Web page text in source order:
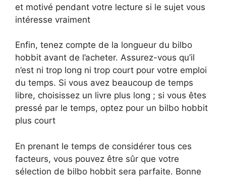
et motivé pendant votre lecture si le sujet vous
intéresse vraiment
Enfin, tenez compte de la longueur du bilbo
hobbit avant de l’acheter. Assurez-vous qu’il
n’est ni trop long ni trop court pour votre emploi
du temps. Si vous avez beaucoup de temps
libre, choisissez un livre plus long ; si vous êtes
pressé par le temps, optez pour un bilbo hobbit
plus court
En prenant le temps de considérer tous ces
facteurs, vous pouvez être sûr que votre
sélection de bilbo hobbit sera parfaite. Bonne